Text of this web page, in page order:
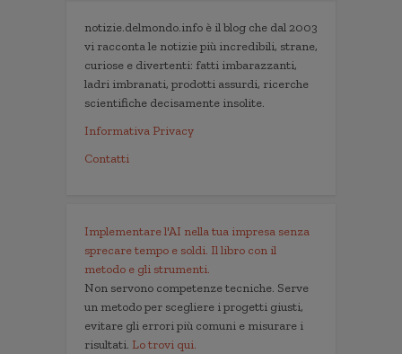
notizie.delmondo.info è il blog che dal 2003
vi racconta le notizie più incredibili, strane,
curiose e divertenti: fatti imbarazzanti,
ladri imbranati, prodotti assurdi, ricerche
scientifiche decisamente insolite.
Informativa Privacy
Contatti
Implementare l'AI nella tua impresa senza
sprecare tempo e soldi. Il libro con il
metodo e gli strumenti.
Non servono competenze tecniche. Serve
un metodo per scegliere i progetti giusti,
evitare gli errori più comuni e misurare i
risultati. Lo trovi qui.